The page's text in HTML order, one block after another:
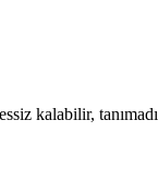
kalabilir,